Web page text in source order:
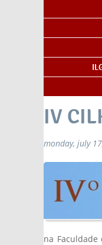
IV
monday, july
na